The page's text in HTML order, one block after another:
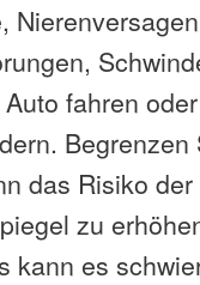
fahren
das Risiko
zu
kann es